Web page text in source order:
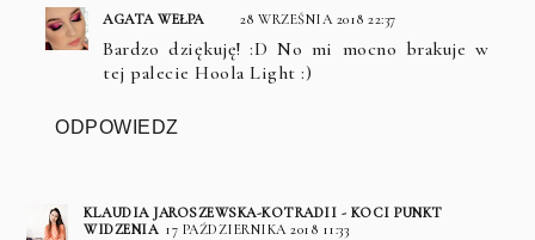
AGATA WEŁPA 28 WRZEŚNIA 2018 22:37
Bardzo dziękuję! :D No mi mocno brakuje w
tej palecie Hoola Light :)
ODPOWIEDZ
KLAUDIA JAROSZEWSKA-KOTRADII - KOCI PUNKT
WIDZENIA 17 PAŹDZIERNIKA 2018 11:33